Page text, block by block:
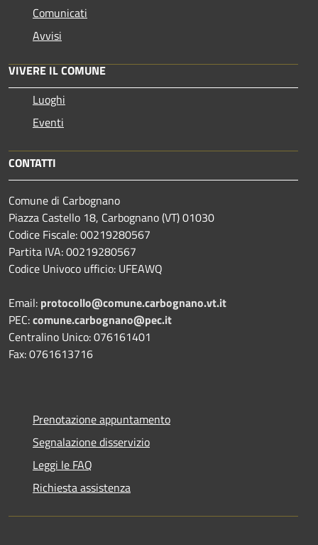
Comunicati
Avvisi
VIVERE IL COMUNE
Luoghi
Eventi
CONTATTI
Comune di Carbognano
Piazza Castello 18, Carbognano (VT) 01030
Codice Fiscale: 00219280567
Partita IVA: 00219280567
Codice Univoco ufficio: UFEAWQ
Email: protocollo@comune.carbognano.vt.it
PEC:comune.carbognano@pec.it
Centralino Unico: 076161401
Fax: 0761613716
Prenotazione appuntamento
Segnalazione disservizio
Leggi le FAQ
Richiesta assistenza